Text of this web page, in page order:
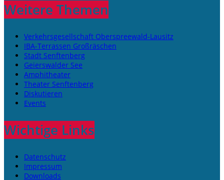
Weitere Themen
Verkehrsgesellschaft Oberspreewald-Lausitz
IBA-Terrassen Großräschen
Stadt Senftenberg
Geierswalder See
Amphitheater
Theater Senftenberg
Diskutieren
Events
Wichtige Links
Datenschutz
Impressum
Downloads